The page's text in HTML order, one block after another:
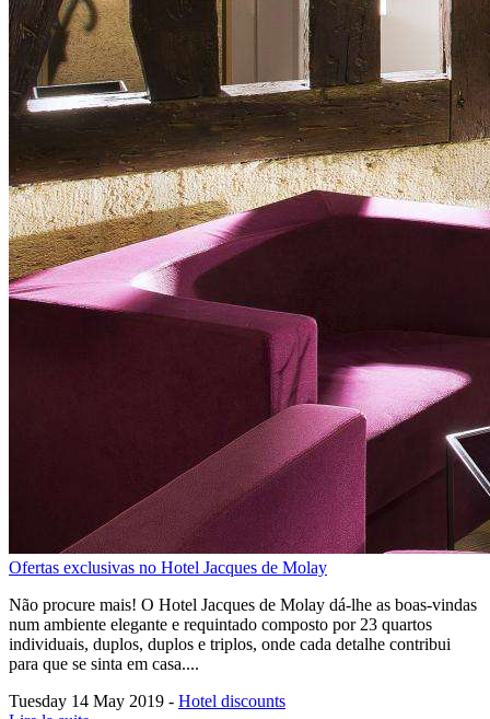
Ofertas exclusivas no Hotel Jacques de Molay
Não procure mais! O Hotel Jacques de Molay dá-lhe as boas-vindas
num ambiente elegante e requintado composto por 23 quartos
individuais, duplos, duplos e triplos, onde cada detalhe contribui
para que se sinta em casa....
Tuesday 14 May 2019 - Hotel discounts